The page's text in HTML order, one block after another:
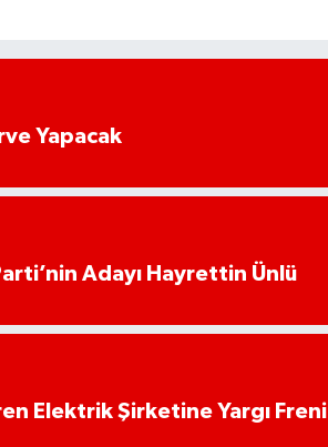
Yapacak
Adayı Hayrettin Ünlü
Elektrik Şirketine Yargı Freni